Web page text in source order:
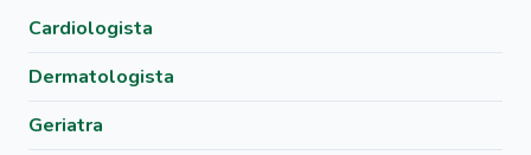
Cardiologista
Dermatologista
Geriatra